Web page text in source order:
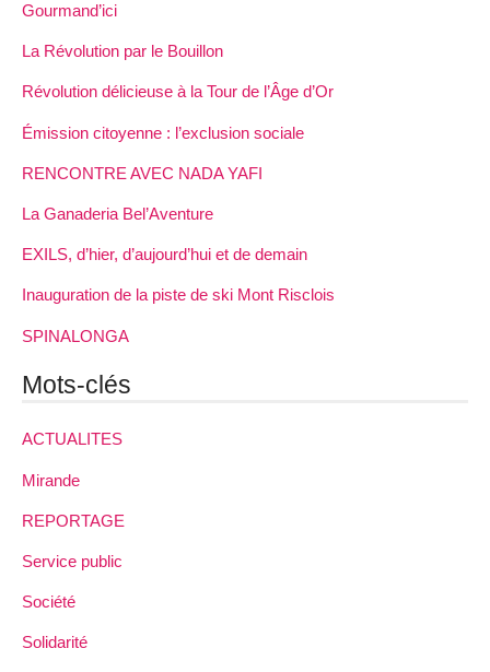
Gourmand’ici
La Révolution par le Bouillon
Révolution délicieuse à la Tour de l’Âge d’Or
Émission citoyenne : l’exclusion sociale
RENCONTRE AVEC NADA YAFI
La Ganaderia Bel’Aventure
EXILS, d’hier, d’aujourd’hui et de demain
Inauguration de la piste de ski Mont Risclois
SPINALONGA
Mots-clés
ACTUALITES
Mirande
REPORTAGE
Service public
Société
Solidarité